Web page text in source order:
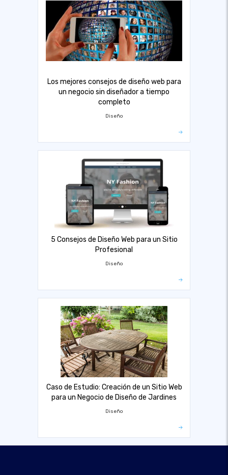
Los mejores consejos de diseño web para
un negocio sin diseñador a tiempo
completo
Diseño
5 Consejos de Diseño Web para un Sitio
Profesional
Diseño
Caso de Estudio: Creación de un Sitio Web
para un Negocio de Diseño de Jardines
Diseño